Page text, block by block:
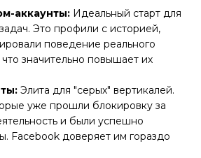
аккаунты: Идеальный старт для
Это профили с историей,
поведение реального
что значительно повышает их
: Элита для "серых" вертикалей.
уже прошли блокировку за
и были успешно
Facebook доверяет им гораздо